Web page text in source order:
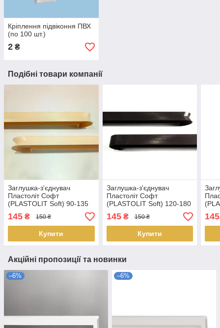
Кріплення підвіконня ПВХ
(по 100 шт.)
2 ₴
Подібні товари компанії
Заглушка-з'єднувач
Пластоліт Софт
(PLASTOLIT Soft) 90-135
145 ₴ 150 ₴
Купити
Заглушка-з'єднувач
Пластоліт Софт
(PLASTOLIT Soft) 120-180
145₴ 150 ₴
Купити
145
Акційні пропозиції та новинки
–6% –6%